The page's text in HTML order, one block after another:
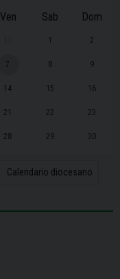
Ven Sab Dom
1 2
7 8 9
14 15 16
21 22 23
28 29 30
Calendario diocesano